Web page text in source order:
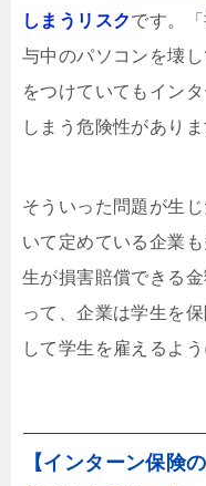
しまうリスクです。
与中のパソコンを壊
をつけていてもイン
しまう危険性がありま
そういった問題が生
いて定めている企業
生が損害賠償できる
って、企業は学生を
して学生を雇えるよう
【インターン保険